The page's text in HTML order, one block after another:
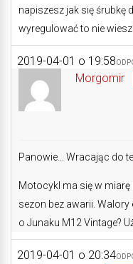
napiszesz jak się śrubkę
wyregulować to nie
2019-04-01 o 19:58
Morgomir
Panowie… Wracając do
Motocykl ma się w miarę
sezon bez awarii. Walory
o Junaku M12 Vintage?
2019-04-01 o 20:34